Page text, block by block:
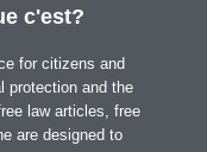
c'est?
for citizens and
protection and the
law articles, free
are designed to